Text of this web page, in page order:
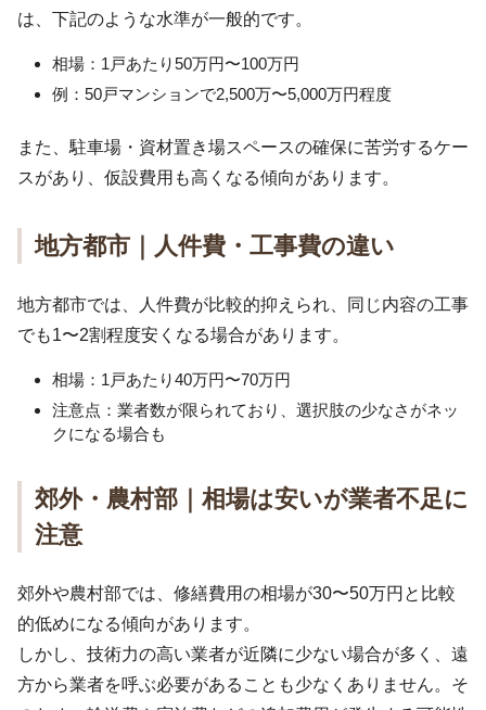
は、下記のような水準が一般的です。
相場：1戸あたり50万円〜100万円
例：50戸マンションで2,500万〜5,000万円程度
また、駐車場・資材置き場スペースの確保に苦労するケー
スがあり、仮設費用も高くなる傾向があります。
地方都市｜人件費・工事費の違い
地方都市では、人件費が比較的抑えられ、同じ内容の工事
でも1〜2割程度安くなる場合があります。
相場：1戸あたり40万円〜70万円
注意点：業者数が限られており、選択肢の少なさがネッ
クになる場合も
郊外・農村部｜相場は安いが業者不足に
注意
郊外や農村部では、修繕費用の相場が30〜50万円と比較
的低めになる傾向があります。
しかし、技術力の高い業者が近隣に少ない場合が多く、遠
方から業者を呼ぶ必要があることも少なくありません。そ